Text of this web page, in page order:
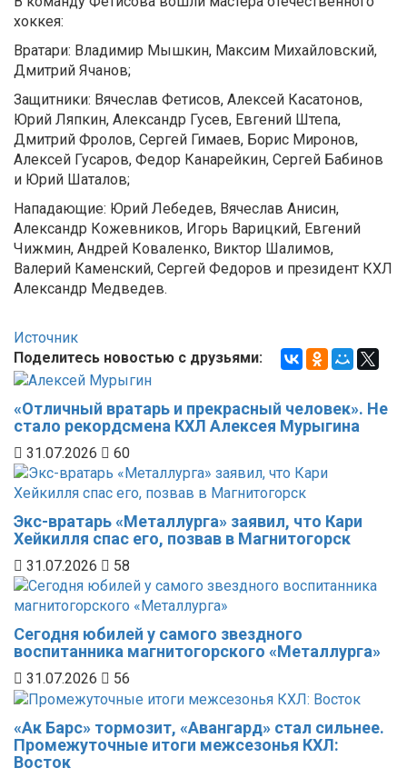
хоккея:
Вратари: Владимир Мышкин, Максим Михайловский,
Дмитрий Ячанов;
Защитники: Вячеслав Фетисов, Алексей Касатонов,
Юрий Ляпкин, Александр Гусев, Евгений Штепа,
Дмитрий Фролов, Сергей Гимаев, Борис Миронов,
Алексей Гусаров, Федор Канарейкин, Сергей Бабинов
и Юрий Шаталов;
Нападающие: Юрий Лебедев, Вячеслав Анисин,
Александр Кожевников, Игорь Варицкий, Евгений
Чижмин, Андрей Коваленко, Виктор Шалимов,
Валерий Каменский, Сергей Федоров и президент КХЛ
Александр Медведев.
Источник
Поделитесь новостью с друзьями:
«Отличный вратарь и прекрасный человек». Не
стало рекордсмена КХЛ Алексея Мурыгина
31.07.2026 60
Экс-вратарь «Металлурга» заявил, что Кари
Хейкилля спас его, позвав в Магнитогорск
31.07.2026 58
Сегодня юбилей у самого звездного
воспитанника магнитогорского «Металлурга»
31.07.2026 56
«Ак Барс» тормозит, «Авангард» стал сильнее.
Промежуточные итоги межсезонья КХЛ:
Восток